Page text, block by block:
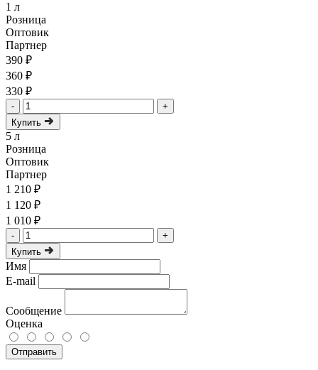
1 л
Розница
Оптовик
Партнер
390 ₽
360 ₽
330 ₽
-
+
Купить
5 л
Розница
Оптовик
Партнер
1 210 ₽
1 120 ₽
1 010 ₽
-
+
Купить
Имя
E-mail
Сообщение
Оценка
Отправить